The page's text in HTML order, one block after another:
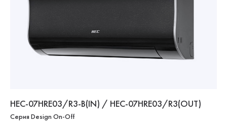
HEC-07HRE03/R3-B(IN) / HEC-07HRE03/R3(OUT)
Серия Design On-Off